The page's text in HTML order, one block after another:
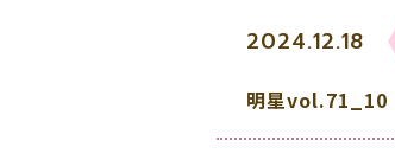
2024.12.18
明星vol.71_10